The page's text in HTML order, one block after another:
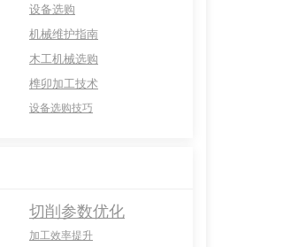
设备选购
机械维护指南
木工机械选购
榫卯加工技术
设备选购技巧
切削参数优化
加工效率提升